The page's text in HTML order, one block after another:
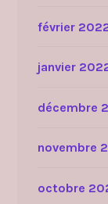
février
janvier
décembre
novembre
octobre